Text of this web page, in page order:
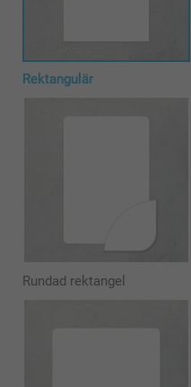
Rektangulär
Rundad rektangel